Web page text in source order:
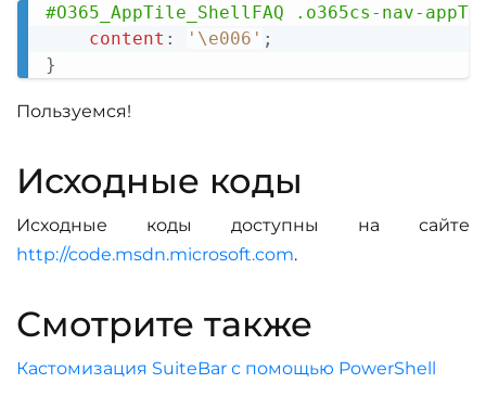
#O365_AppTile_ShellFAQ .o365cs-nav-
content : '\e006' ;
}
Copy
Пользуемся!
Исходные коды
Исходные коды доступны на сайте
http://code.msdn.microsoft.com.
Смотрите также
Кастомизация SuiteBar с помощью PowerShell